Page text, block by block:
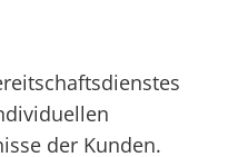
der Kunden.